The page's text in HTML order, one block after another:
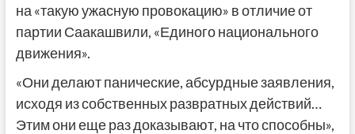
на «такую ужасную провокацию» в отличие от
партии Саакашвили, «Единого национального
движения».
«Они делают панические, абсурдные заявления,
исходя из собственных развратных действий…
Этим они еще раз доказывают, на что способны»,